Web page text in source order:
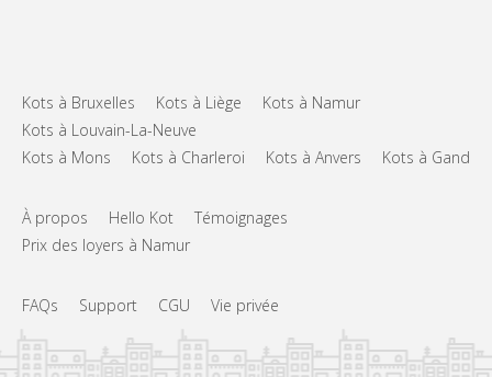
Kots à Bruxelles Kots à Liège
Kots à Namur
Kots à Louvain-La-Neuve
Kots à Mons
Kots à Charleroi Kots à Anvers Kots à Gand
À propos Hello Kot
Témoignages
Prix des loyers à Namur
FAQs Support CGU Vie privée